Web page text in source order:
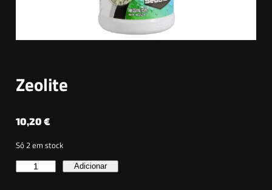
Zeolite
10,20 €
Só 2 em stock
Adicionar